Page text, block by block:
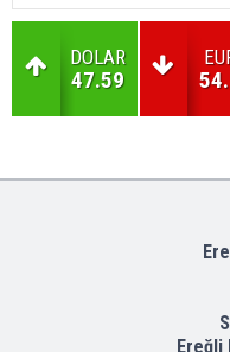
DOLAR
47.59
Ereğli